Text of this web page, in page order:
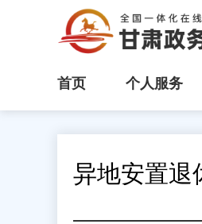
首页 个人服务
异地安置退